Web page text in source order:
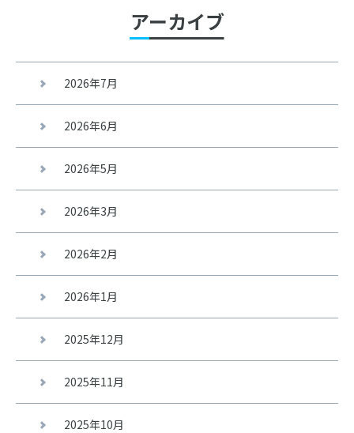
アーカイブ
2026年7月
2026年6月
2026年5月
2026年3月
2026年2月
2026年1月
2025年12月
2025年11月
2025年10月